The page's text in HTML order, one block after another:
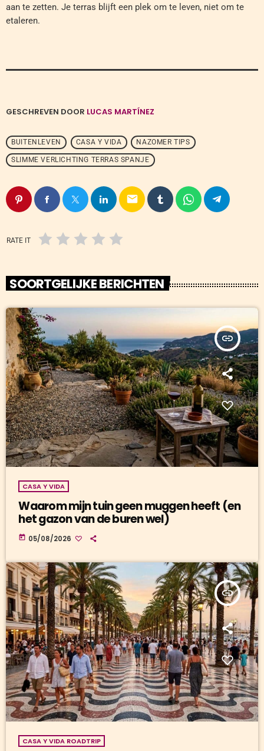
aan te zetten. Je terras blijft een plek om te leven, niet om te
etaleren.
GESCHREVEN DOOR LUCAS MARTÍNEZ
BUITENLEVEN CASA Y VIDA NAZOMER TIPS
SLIMME VERLICHTING TERRAS SPANJE
email
RATE IT
SOORTGELIJKE BERICHTEN
insert_link
CASA Y VIDA
Waarom mijn tuin geen muggen heeft (en
het gazon van de buren wel)
today 05/08/2026
insert_link
CASA Y VIDA ROADTRIP